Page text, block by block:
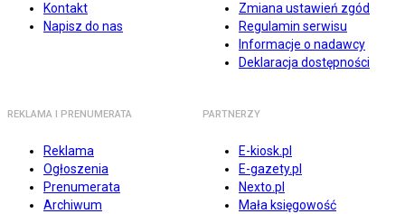
Kontakt
Napisz do nas
Zmiana ustawień zgód
Regulamin serwisu
Informacje o nadawcy
Deklaracja dostępności
REKLAMA I PRENUMERATA
Reklama
Ogłoszenia
Prenumerata
Archiwum
PARTNERZY
E-kiosk.pl
E-gazety.pl
Nexto.pl
Mała księgowość